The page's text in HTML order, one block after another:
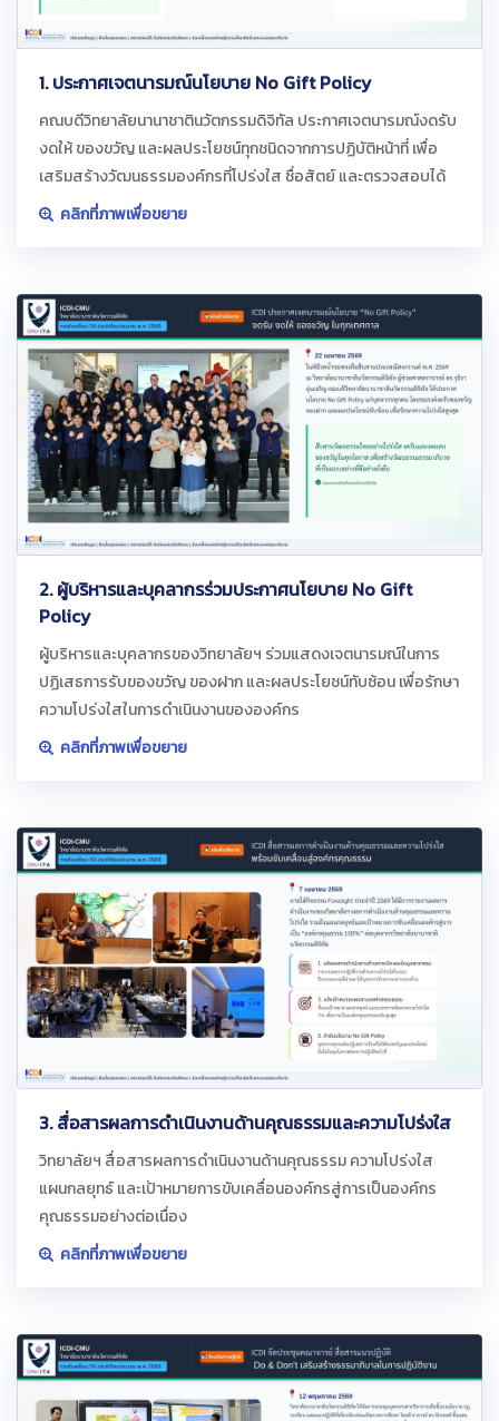
1. ประกาศเจตนารมณ์นโยบาย No Gift Policy
คณบดีวิทยาลัยนานาชาตินวัตกรรมดิจิทัล ประกาศเจตนารมณ์งดรับ
งดให้ ของขวัญ และผลประโยชน์ทุกชนิดจากการปฏิบัติหน้าที่ เพื่อ
เสริมสร้างวัฒนธรรมองค์กรที่โปร่งใส ซื่อสัตย์ และตรวจสอบได้
คลิกที่ภาพเพื่อขยาย
2. ผู้บริหารและบุคลากรร่วมประกาศนโยบาย No Gift
Policy
ผู้บริหารและบุคลากรของวิทยาลัยฯ ร่วมแสดงเจตนารมณ์ในการ
ปฏิเสธการรับของขวัญ ของฝาก และผลประโยชน์ทับซ้อน เพื่อรักษา
ความโปร่งใสในการดำเนินงานขององค์กร
คลิกที่ภาพเพื่อขยาย
3. สื่อสารผลการดำเนินงานด้านคุณธรรมและความโปร่งใส
วิทยาลัยฯ สื่อสารผลการดำเนินงานด้านคุณธรรม ความโปร่งใส
แผนกลยุทธ์ และเป้าหมายการขับเคลื่อนองค์กรสู่การเป็นองค์กร
คุณธรรมอย่างต่อเนื่อง
คลิกที่ภาพเพื่อขยาย